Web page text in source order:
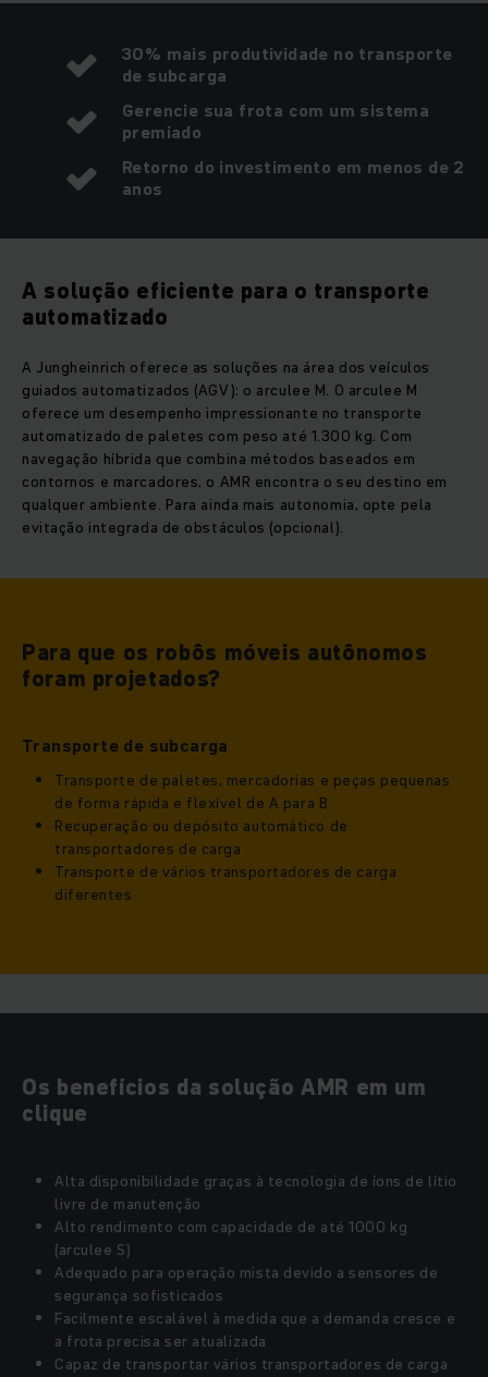
30% mais produtividade no transporte
de subcarga
Gerencie sua frota com um sistema
premiado
Retorno do investimento em menos de 2
anos
A solução eficiente para o transporte
automatizado
A Jungheinrich oferece as soluções na área dos veículos
guiados automatizados (AGV): o arculee M. O arculee M
oferece um desempenho impressionante no transporte
automatizado de paletes com peso até 1.300 kg. Com
navegação híbrida que combina métodos baseados em
contornos e marcadores, o AMR encontra o seu destino em
qualquer ambiente. Para ainda mais autonomia, opte pela
evitação integrada de obstáculos (opcional).
Para que os robôs móveis autônomos
foram projetados?
Transporte de subcarga
Transporte de paletes, mercadorias e peças pequenas
de forma rápida e flexível de A para B
Recuperação ou depósito automático de
transportadores de carga
Transporte de vários transportadores de carga
diferentes
Os benefícios da solução AMR em um
clique
Alta disponibilidade graças à tecnologia de íons de lítio
livre de manutenção
Alto rendimento com capacidade de até 1000 kg
(arculee S)
Adequado para operação mista devido a sensores de
segurança sofisticados
Facilmente escalável à medida que a demanda cresce e
a frota precisa ser atualizada
Capaz de transportar vários transportadores de carga